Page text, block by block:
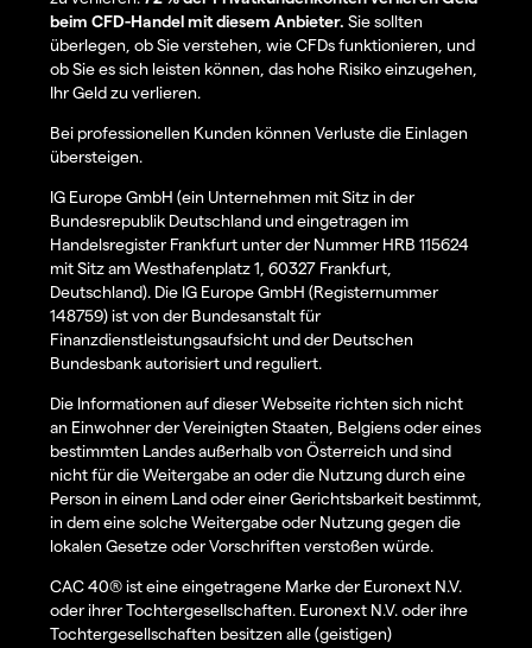
beim CFD-Handel mit diesem Anbieter. Sie sollten
überlegen, ob Sie verstehen, wie CFDs funktionieren, und
ob Sie es sich leisten können, das hohe Risiko einzugehen,
Ihr Geld zu verlieren.
Bei professionellen Kunden können Verluste die Einlagen
übersteigen.
IG Europe GmbH (ein Unternehmen mit Sitz in der
Bundesrepublik Deutschland und eingetragen im
Handelsregister Frankfurt unter der Nummer HRB 115624
mit Sitz am Westhafenplatz 1, 60327 Frankfurt,
Deutschland). Die IG Europe GmbH (Registernummer
148759) ist von der Bundesanstalt für
Finanzdienstleistungsaufsicht und der Deutschen
Bundesbank autorisiert und reguliert.
Die Informationen auf dieser Webseite richten sich nicht
an Einwohner der Vereinigten Staaten, Belgiens oder eines
bestimmten Landes außerhalb von Österreich und sind
nicht für die Weitergabe an oder die Nutzung durch eine
Person in einem Land oder einer Gerichtsbarkeit bestimmt,
in dem eine solche Weitergabe oder Nutzung gegen die
lokalen Gesetze oder Vorschriften verstoßen würde.
CAC 40® ist eine eingetragene Marke der Euronext N.V.
oder ihrer Tochtergesellschaften. Euronext N.V. oder ihre
Tochtergesellschaften besitzen alle (geistigen)